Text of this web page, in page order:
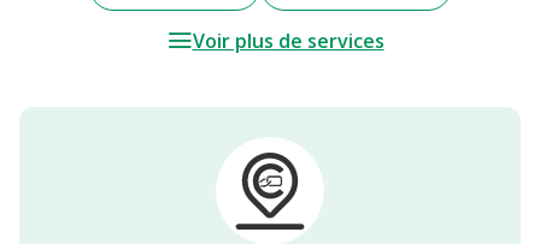
Voir plus de services